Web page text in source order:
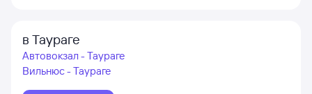
в Таураге
Автовокзал - Таураге
Вильнюс - Таураге